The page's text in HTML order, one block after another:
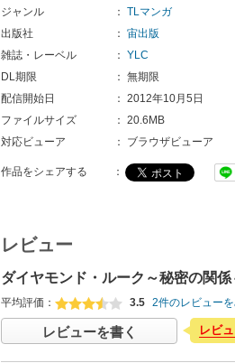
ジャンル ： TLマンガ
出版社
： 宙出版
雑誌・レーベル
： YLC
DL期限
： 無期限
配信開始日
： 2012年10月5日
ファイルサイズ
： 20.6MB
対応ビューア
： ブラウザビューア
作品をシェアする ：
レビュー
ダイヤモンド・ルーク～秘密の関
平均評価： 3.5 2件のレビュー
レビューを書く レビ